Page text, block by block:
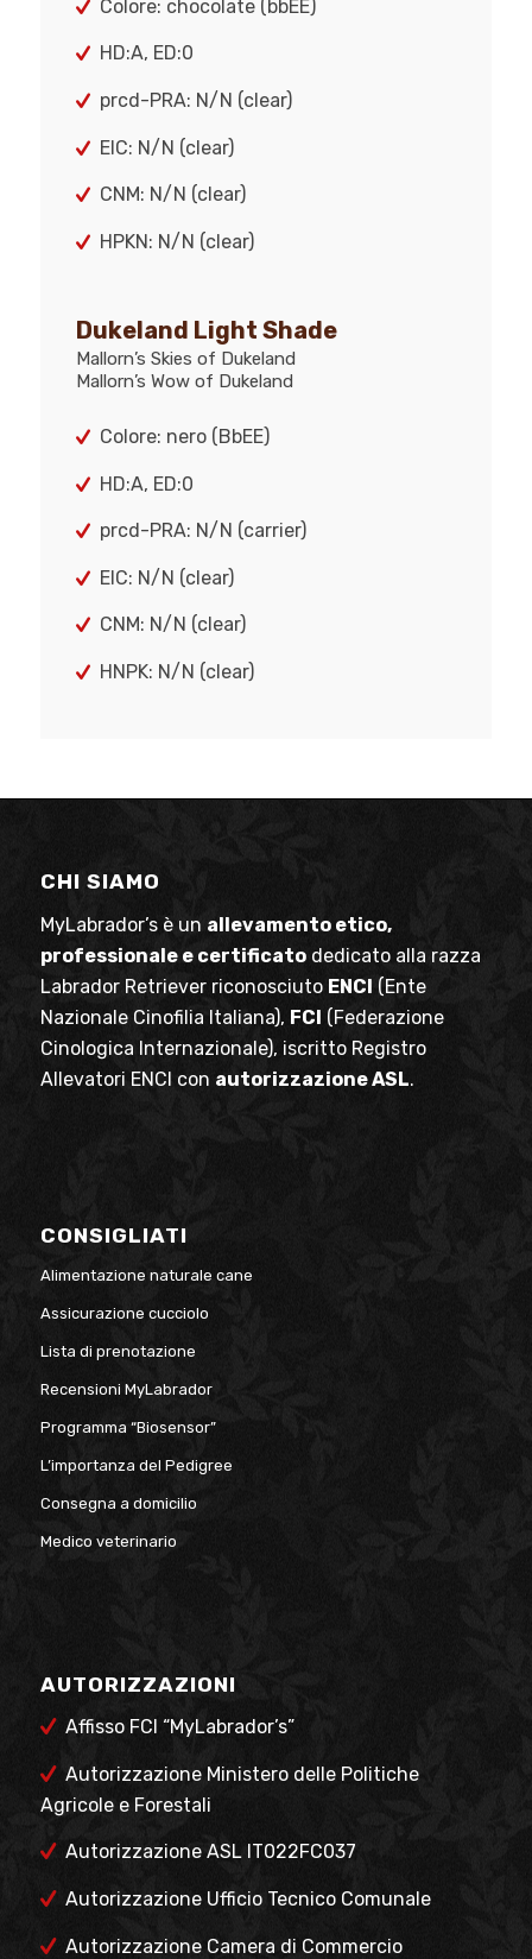
Colore: chocolate (bbEE)
HD:A, ED:0
prcd-PRA: N/N (clear)
EIC: N/N (clear)
CNM: N/N (clear)
HPKN: N/N (clear)
Dukeland Light Shade
Mallorn’s Skies of Dukeland
Mallorn’s Wow of Dukeland
Colore: nero (BbEE)
HD:A, ED:0
prcd-PRA: N/N (carrier)
EIC: N/N (clear)
CNM: N/N (clear)
HNPK: N/N (clear)
CHI SIAMO
MyLabrador’s è un allevamento etico,
professionale e certificatodedicato alla razza
Labrador Retriever riconosciuto ENCI (Ente
Nazionale Cinofilia Italiana), FCI (Federazione
Cinologica Internazionale), iscritto Registro
Allevatori ENCI con autorizzazione ASL.
CONSIGLIATI
Alimentazione naturale cane
Assicurazione cucciolo
Lista di prenotazione
Recensioni MyLabrador
Programma “Biosensor”
L’importanza del Pedigree
Consegna a domicilio
Medico veterinario
AUTORIZZAZIONI
Affisso FCI “MyLabrador’s”
Autorizzazione Ministero delle Politiche
Agricole e Forestali
Autorizzazione ASL IT022FC037
Autorizzazione Ufficio Tecnico Comunale
Autorizzazione Camera di Commercio